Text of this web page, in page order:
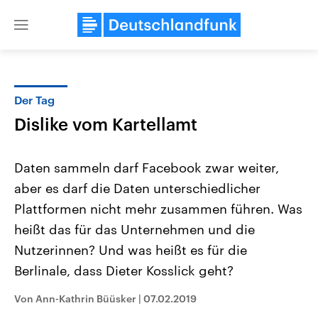
Close
Landtagswahl Sachsen-Anhalt
Alle Informationen
September 2026 einen neuen
Landtag. Seit 2021 wird das
USA
Hintergründe
Wirtschaftlich und
gehören die Vereinigten
den mächtigsten Ländern
Der Tag
Dislike vom Kartellamt
Daten sammeln darf Facebook zwar weiter,
aber es darf die Daten unterschiedlicher
Plattformen nicht mehr zusammen führen. Was
heißt das für das Unternehmen und die
Nutzerinnen? Und was heißt es für die
Berlinale, dass Dieter Kosslick geht?
Von Ann-Kathrin Büüsker | 07.02.2019